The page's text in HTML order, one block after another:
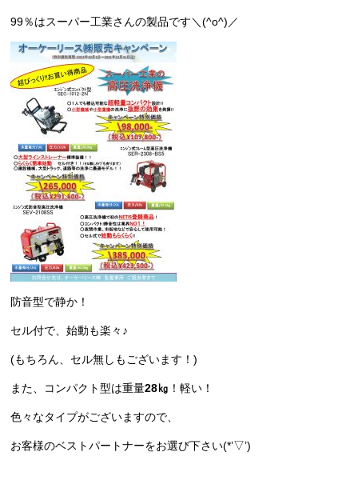
99％はスーパー工業さんの製品です＼(^o^)／
防音型で静か！
セル付で、始動も楽々♪
(もちろん、セル無しもございます！)
また、コンパクト型は重量28㎏ ！軽い！
色々なタイプがございますので、
お客様のベストパートナーをお選び下さい(*’▽’)